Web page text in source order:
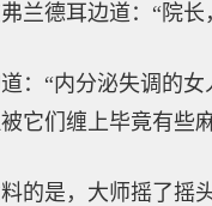
兰德耳边道：“院
：“内分泌失调的
它们缠上毕竟有些
的是，大师摇了摇